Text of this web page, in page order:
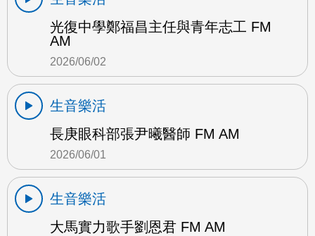
光復中學鄭福昌主任與青年志工 FM
AM
2026/06/02
生音樂活
長庚眼科部張尹曦醫師 FM AM
2026/06/01
生音樂活
大馬實力歌手劉恩君 FM AM